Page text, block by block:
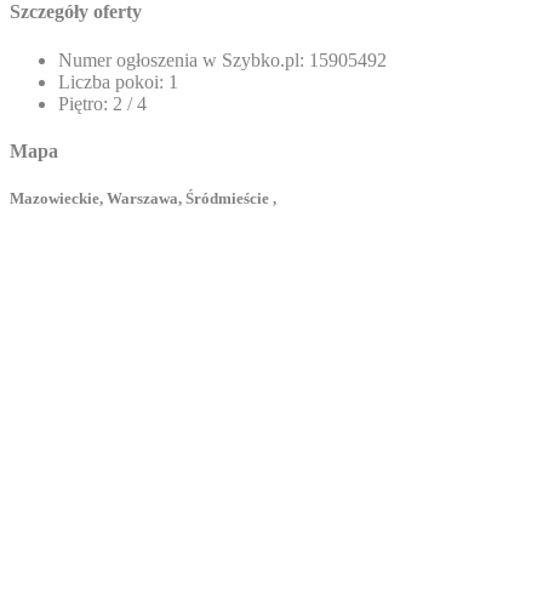
Szczegóły oferty
Numer ogłoszenia w Szybko.pl: 15905492
Liczba pokoi: 1
Piętro: 2 / 4
Mapa
Mazowieckie, Warszawa, Śródmieście ,